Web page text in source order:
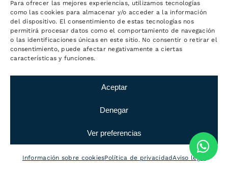
Para ofrecer las mejores experiencias, utilizamos tecnologías
como las cookies para almacenar y/o acceder a la información
del dispositivo. El consentimiento de estas tecnologías nos
permitirá procesar datos como el comportamiento de navegación
o las identificaciones únicas en este sitio. No consentir o retirar el
consentimiento, puede afectar negativamente a ciertas
características y funciones.
Aceptar
Denegar
Ver preferencias
Información sobre cookiesPolítica de privacidadAviso legal
Servicios generales de logística